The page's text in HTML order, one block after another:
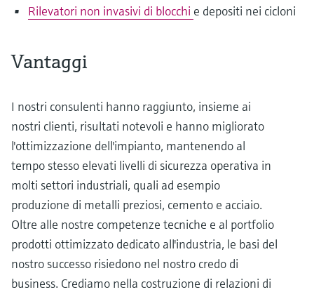
Rilevatori non invasivi di blocchi e depositi nei cicloni
Vantaggi
I nostri consulenti hanno raggiunto, insieme ai
nostri clienti, risultati notevoli e hanno migliorato
l'ottimizzazione dell'impianto, mantenendo al
tempo stesso elevati livelli di sicurezza operativa in
molti settori industriali, quali ad esempio
produzione di metalli preziosi, cemento e acciaio.
Oltre alle nostre competenze tecniche e al portfolio
prodotti ottimizzato dedicato all'industria, le basi del
nostro successo risiedono nel nostro credo di
business. Crediamo nella costruzione di relazioni di